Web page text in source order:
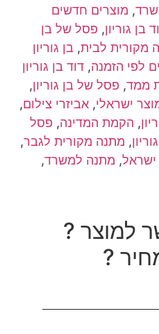
, מוצרים חדשים
גוריון, פסל של בן
מקורית לבית,בן גוריון
לפי הזמנה,דוד בן גוריון
ממד, פסל של בן גוריון,
ישראלי,אביזרי צילום,
, הקמת המדינה, פסל
, מתנה מקורית לגבר,
, מתנה למשרד,
למוצר ?
?